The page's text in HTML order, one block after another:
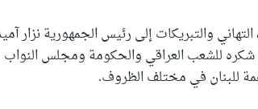
والتبريكات إلى رئيس الجمهورية نزار
شكره للشعب العراقي والحكومة ومجلس النواب
للبنان في مختلف الظروف.